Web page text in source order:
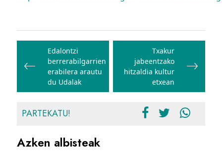
Bidalketetan
zehar
nabigatu
Edalontzi
berrerabilgarrien
erabilera arautu
du Udalak
Txakur
jabeentzako
hitzaldia kultur
etxean
PARTEKATU!
Azken albisteak